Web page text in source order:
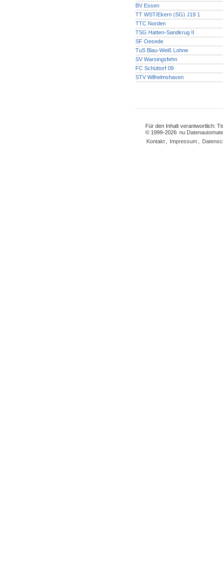
BV Essen
TT WST/Ekern (SG) J19 1
TTC Norden
TSG Hatten-Sandkrug II
SF Oesede
TuS Blau-Weiß Lohne
SV Warsingsfehn
FC Schüttorf 09
STV Wilhelmshaven
Für den Inhalt verantwortlich:
© 1999-2026 nu
Kontakt
Impressum